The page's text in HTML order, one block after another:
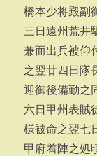
橋本少将殿副
三日遠州荒井
兼而出兵被仰
之翌廿四日隊
迎御後備勤之
六日甲州表賊
様被命之翌七
甲府着陣之処